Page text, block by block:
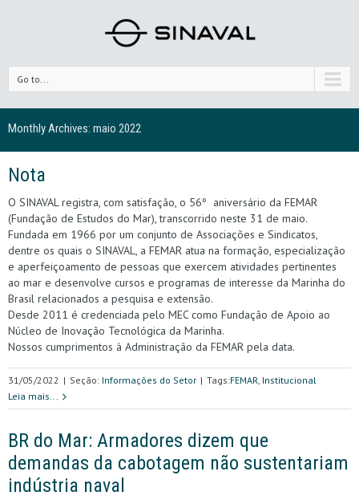
Go to...
Monthly Archives: maio 2022
Nota
O SINAVAL registra, com satisfação, o 56º aniversário da FEMAR
(Fundação de Estudos do Mar), transcorrido neste 31 de maio.
Fundada em 1966 por um conjunto de Associações e Sindicatos,
dentre os quais o SINAVAL, a FEMAR atua na formação, especialização
e aperfeiçoamento de pessoas que exercem atividades pertinentes
ao mar e desenvolve cursos e programas de interesse da Marinha do
Brasil relacionados a pesquisa e extensão.
Desde 2011 é credenciada pelo MEC como Fundação de Apoio ao
Núcleo de Inovação Tecnológica da Marinha.
Nossos cumprimentos à Administração da FEMAR pela data.
31/05/2022 | Seção: Informações do Setor | Tags:FEMAR, Institucional
Leia mais...
BR do Mar: Armadores dizem que
demandas da cabotagem não sustentariam
indústria naval